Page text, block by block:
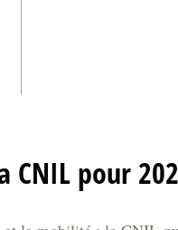
CNIL pour